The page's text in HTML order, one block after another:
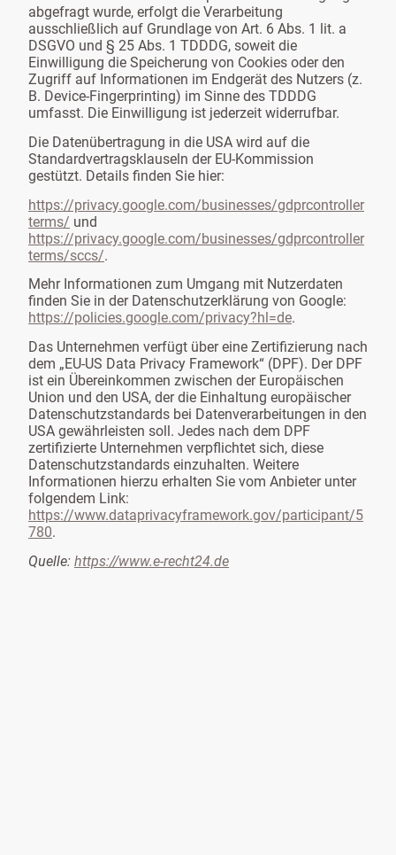
abgefragt wurde, erfolgt die Verarbeitung
ausschließlich auf Grundlage von Art. 6 Abs. 1 lit. a
DSGVO und § 25 Abs. 1 TDDDG, soweit die
Einwilligung die Speicherung von Cookies oder den
Zugriff auf Informationen im Endgerät des Nutzers (z.
B. Device-Fingerprinting) im Sinne des TDDDG
umfasst. Die Einwilligung ist jederzeit widerrufbar.
Die Datenübertragung in die USA wird auf die
Standardvertragsklauseln der EU-Kommission
gestützt. Details finden Sie hier:
https://privacy.google.com/businesses/gdprcontroller
terms/ und
https://privacy.google.com/businesses/gdprcontroller
terms/sccs/.
Mehr Informationen zum Umgang mit Nutzerdaten
finden Sie in der Datenschutzerklärung von Google:
https://policies.google.com/privacy?hl=de.
Das Unternehmen verfügt über eine Zertifizierung nach
dem „EU-US Data Privacy Framework“ (DPF). Der DPF
ist ein Übereinkommen zwischen der Europäischen
Union und den USA, der die Einhaltung europäischer
Datenschutzstandards bei Datenverarbeitungen in den
USA gewährleisten soll. Jedes nach dem DPF
zertifizierte Unternehmen verpflichtet sich, diese
Datenschutzstandards einzuhalten. Weitere
Informationen hierzu erhalten Sie vom Anbieter unter
folgendem Link:
https://www.dataprivacyframework.gov/participant/5
780.
Quelle: https://www.e-recht24.de